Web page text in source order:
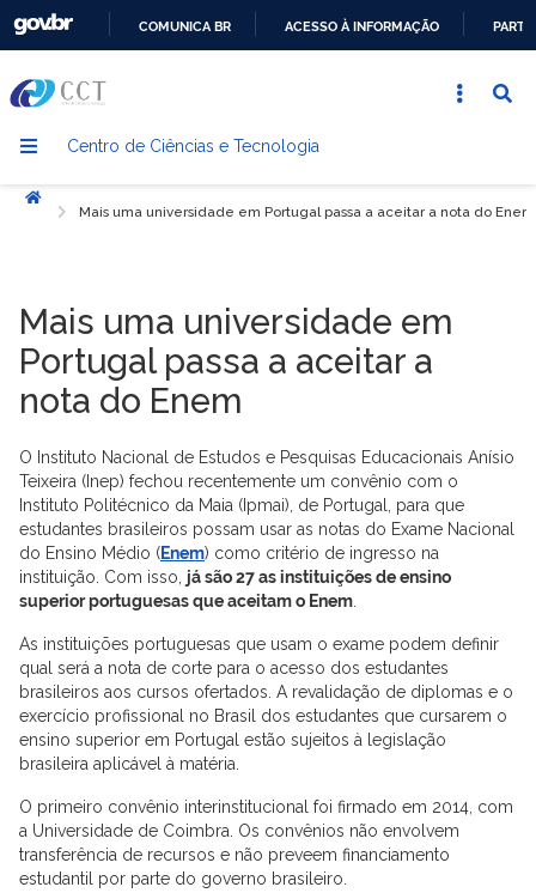
CONTEÚDO
COMUNICA BR ACESSO À INFORMAÇÃO
Centro de Ciências e Tecnologia
Início
Mais uma universidade em Portugal passa a aceitar a nota do Enem
Mais uma universidade em
Portugal passa a aceitar a
nota do Enem
O Instituto Nacional de Estudos e Pesquisas Educacionais Anísio
Teixeira (Inep) fechou recentemente um convênio com o
Instituto Politécnico da Maia (Ipmai), de Portugal, para que
estudantes brasileiros possam usar as notas do Exame Nacional
do Ensino Médio (Enem) como critério de ingresso na
instituição. Com isso, já são 27 as instituições de ensino
superior portuguesas que aceitam o Enem
As instituições portuguesas que usam o exame podem definir
qual será a nota de corte para o acesso dos estudantes
brasileiros aos cursos ofertados. A revalidação de diplomas e o
exercício profissional no Brasil dos estudantes que cursarem o
ensino superior em Portugal estão sujeitos à legislação
brasileira aplicável à matéria.
O primeiro convênio interinstitucional foi firmado em 2014, com
a Universidade de Coimbra. Os convênios não envolvem
transferência de recursos e não preveem financiamento
estudantil por parte do governo brasileiro.